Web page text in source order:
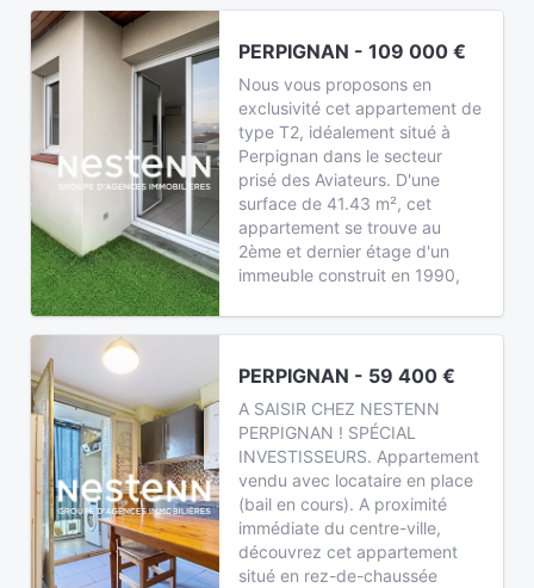
PERPIGNAN - 109 000 €
Nous vous proposons en
exclusivité cet appartement de
type T2, idéalement situé à
Perpignan dans le secteur
prisé des Aviateurs. D'une
surface de 41.43 m², cet
appartement se trouve au
2ème et dernier étage d'un
immeuble construit en 1990,
PERPIGNAN - 59 400 €
A SAISIR CHEZ NESTENN
PERPIGNAN ! SPÉCIAL
INVESTISSEURS. Appartement
vendu avec locataire en place
(bail en cours). A proximité
immédiate du centre-ville,
découvrez cet appartement
situé en rez-de-chaussée